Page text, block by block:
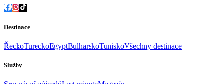
Destinace
ŘeckoTureckoEgyptBulharskoTuniskoVšechny destinace
Služby